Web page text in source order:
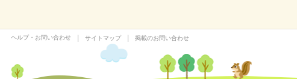
ヘルプ・お問い合わせ サイトマップ 掲載のお問い合わせ